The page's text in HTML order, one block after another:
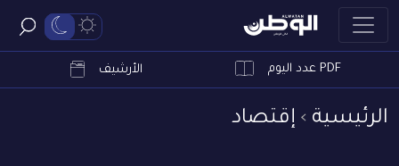
PDF عدد اليوم الأرشيف
الرئيسية إقتصاد